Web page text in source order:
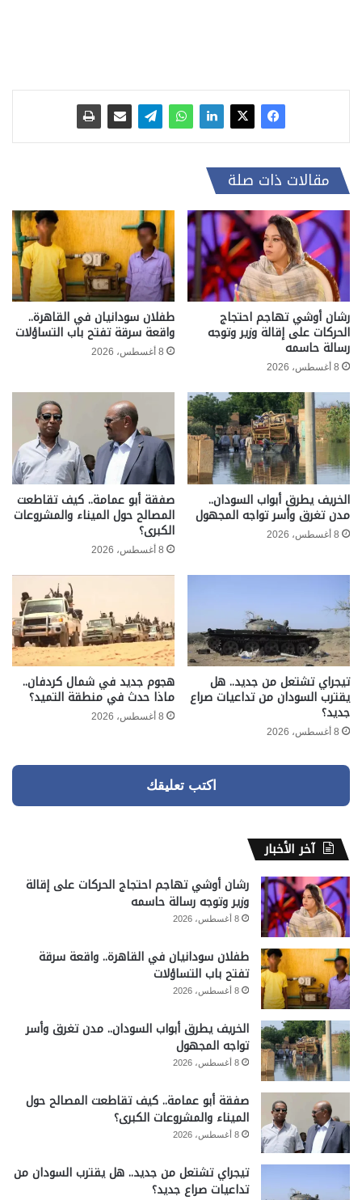
مقالات ذات صلة
رشان أوشي تهاجم احتجاج
الحركات على إقالة وزير وتوجه
رسالة حاسمه
8 أغسطس، 2026
طفلان سودانيان في القاهرة..
واقعة سرقة تفتح باب التساؤلات
8 أغسطس، 2026
الخريف يطرق أبواب السودان..
مدن تغرق وأسر تواجه المجهول
8 أغسطس، 2026
صفقة أبو عمامة.. كيف تقاطعت
المصالح حول الميناء والمشروعات
الكبرى؟
8 أغسطس، 2026
تيجراي تشتعل من جديد.. هل
يقترب السودان من تداعيات صراع
جديد؟
8 أغسطس، 2026
هجوم جديد في شمال كردفان..
ماذا حدث في منطقة التميد؟
8 أغسطس، 2026
اكتب تعليقك
آخر الأخبار
رشان أوشي تهاجم احتجاج الحركات على إقالة
وزير وتوجه رسالة حاسمه
8 أغسطس، 2026
طفلان سودانيان في القاهرة.. واقعة سرقة
تفتح باب التساؤلات
8 أغسطس، 2026
الخريف يطرق أبواب السودان.. مدن تغرق وأسر
تواجه المجهول
8 أغسطس، 2026
صفقة أبو عمامة.. كيف تقاطعت المصالح حول
الميناء والمشروعات الكبرى؟
8 أغسطس، 2026
تيجراي تشتعل من جديد.. هل يقترب السودان من
تداعيات صراع جديد؟